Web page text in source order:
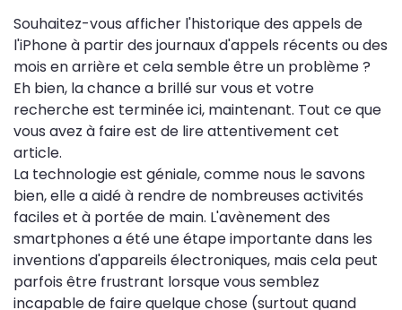
Souhaitez-vous afficher l'historique des appels de
l'iPhone à partir des journaux d'appels récents ou des
mois en arrière et cela semble être un problème ?
Eh bien, la chance a brillé sur vous et votre
recherche est terminée ici, maintenant. Tout ce que
vous avez à faire est de lire attentivement cet
article.
La technologie est géniale, comme nous le savons
bien, elle a aidé à rendre de nombreuses activités
faciles et à portée de main. L'avènement des
smartphones a été une étape importante dans les
inventions d'appareils électroniques, mais cela peut
parfois être frustrant lorsque vous semblez
incapable de faire quelque chose (surtout quand